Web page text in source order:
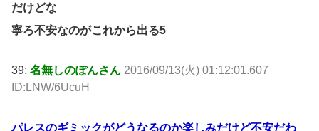
だけどな
寧ろ不安なのがこれから出る5
39: 名無しのぽんさん 2016/09/13(火) 01:12:01.607
ID:LNW/6UcuH
パレスのギミックがどうなるのか楽しみだけど不安だわ